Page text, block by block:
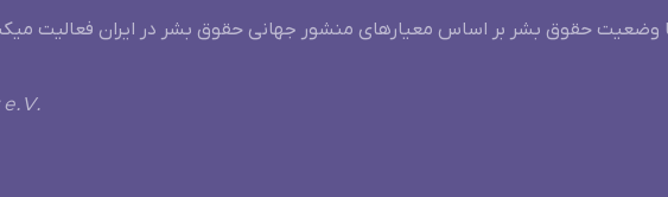
وضعیت حقوق بشر بر اساس معیارهای منشور جهانی حقوق بشر در ایران فعالیت